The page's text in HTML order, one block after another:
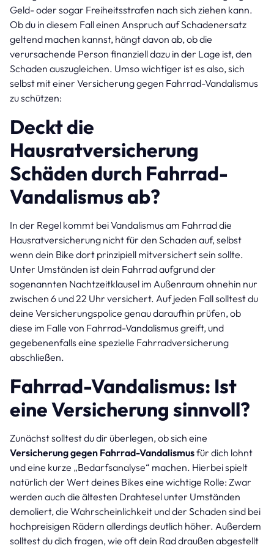
Geld- oder sogar Freiheitsstrafen nach sich ziehen kann.
Ob du in diesem Fall einen Anspruch auf Schadenersatz
geltend machen kannst, hängt davon ab, ob die
verursachende Person finanziell dazu in der Lage ist, den
Schaden auszugleichen. Umso wichtiger ist es also, sich
selbst mit einer Versicherung gegen Fahrrad-Vandalismus
zu schützen:
Deckt die
Hausratversicherung
Schäden durch Fahrrad-
Vandalismus ab?
In der Regel kommt bei Vandalismus am Fahrrad die
Hausratversicherung nicht für den Schaden auf, selbst
wenn dein Bike dort prinzipiell mitversichert sein sollte.
Unter Umständen ist dein Fahrrad aufgrund der
sogenannten Nachtzeitklausel im Außenraum ohnehin nur
zwischen 6 und 22 Uhr versichert. Auf jeden Fall solltest du
deine Versicherungspolice genau daraufhin prüfen, ob
diese im Falle von Fahrrad-Vandalismus greift, und
gegebenenfalls eine spezielle Fahrradversicherung
abschließen.
Fahrrad-Vandalismus: Ist
eine Versicherung sinnvoll?
Zunächst solltest du dir überlegen, ob sich eine
Versicherung gegen Fahrrad-Vandalismusfür dich lohnt
und eine kurze „Bedarfsanalyse“ machen. Hierbei spielt
natürlich der Wert deines Bikes eine wichtige Rolle: Zwar
werden auch die ältesten Drahtesel unter Umständen
demoliert, die Wahrscheinlichkeit und der Schaden sind bei
hochpreisigen Rädern allerdings deutlich höher. Außerdem
solltest du dich fragen, wie oft dein Rad draußen abgestellt